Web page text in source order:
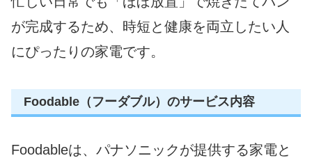
が完成するため、時短と健康を両立したい人
にぴったりの家電です。
Foodable（フーダブル）のサービス内容
Foodableは、パナソニックが提供する家電と